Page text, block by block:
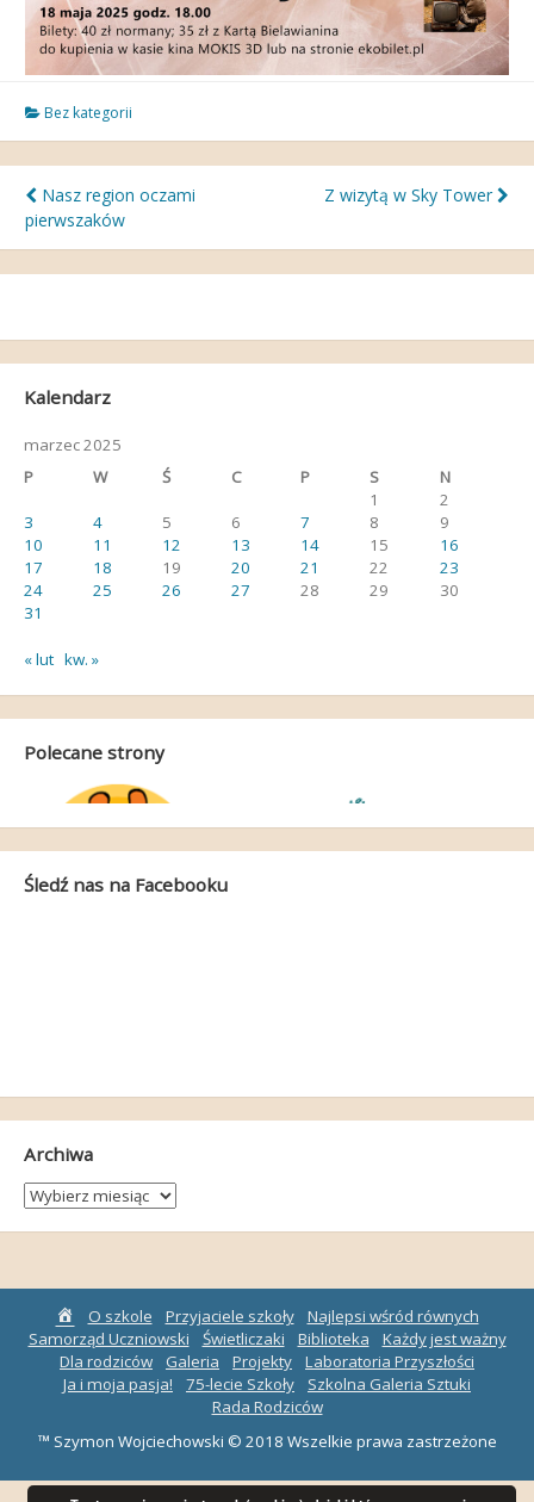
Bez kategorii
Nawigacja
wpisu
Nasz region oczami
pierwszaków
Z wizytą w Sky Tower
Kalendarz
marzec 2025
P
W Ś C P S
N
1
2
3
4 5 6 7 8
9
10
11 12 13 14 15
16
17
18 19 20 21 22
23
24
25 26 27 28 29
30
31
« lut kw. »
Polecane strony
Śledź nas na Facebooku
Archiwa
Archiwa
Strona
główna
O szkole Przyjaciele szkoły
Najlepsi wśród równych
Samorząd Uczniowski
Świetliczaki Biblioteka
Każdy jest ważny
Dla rodziców
Galeria Projekty
Laboratoria Przyszłości
Ja i moja pasja!
75-lecie Szkoły
Szkolna Galeria Sztuki
Rada Rodziców
™ Szymon Wojciechowski © 2018 Wszelkie prawa zastrzeżone